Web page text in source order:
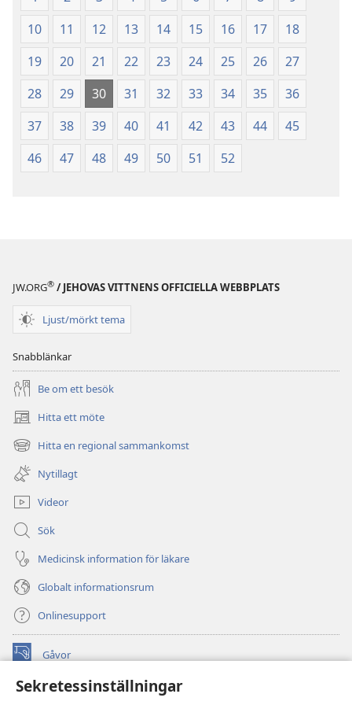
Sekretessinställningar
skrift
(2003)
skrift
(2003)
10
11 12 13 14 15 16 17
18
19
20 21 22 23 24 25 26
27
28
29 30 31 32 33 34 35
36
37
38 39 40 41 42 43 44
45
46
47 48 49 50 51 52
JW.ORG® / JEHOVAS VITTNENS OFFICIELLA WEBBPLATS
Ljust/mörkt tema
Snabblänkar
Be om ett besök
Hitta ett möte
(öppnar
nytt
fönster)
Hitta en regional sammankomst
(öppnar
nytt
fönster)
Nytillagt
Videor
Sök
Medicinsk information för läkare
Globalt informationsrum
Onlinesupport
Gåvor
(öppnar
fönster) Watchtower ONLINE LIBRARY™